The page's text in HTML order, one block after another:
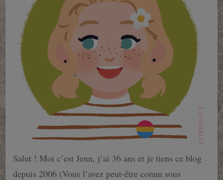
Salut ! Moi c’est Jenn, j’ai 36 ans et je tiens ce blog
depuis 2006 (Vous l’avez peut-être connu sous